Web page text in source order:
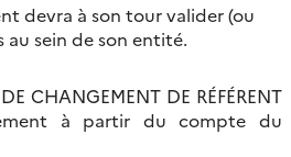
devra à son tour valider (ou
au sein de son entité.
CHANGEMENT DE RÉFÉRENT
à partir du compte du